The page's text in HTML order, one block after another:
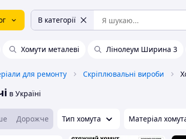
В категорії
Хомути металеві Лінолеум Ширина 3
для ремонту Скріплювальні вироби
в Україні
Дорожче Тип хомута Матеріал